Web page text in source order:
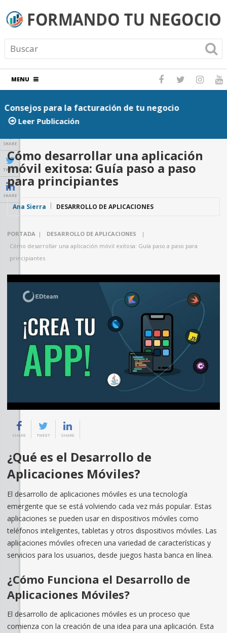
MENU
Consejos para la facturación de tu negocio
Leer Publicación
SHARE
TWEET
SHARE
Cómo desarrollar una aplicación
móvil exitosa: Guía paso a paso
para principiantes
Ana Sierra DESARROLLO DE APLICACIONES
PORTADA | DESARROLLO DE APLICACIONES
|
Cómo desarrollar una aplicación móvil exitosa: Guía paso a paso para
principiantes
SHARE TWEET SHARE
¿Qué es el Desarrollo de
Aplicaciones Móviles?
El desarrollo de aplicaciones móviles es una tecnología
emergente que se está volviendo cada vez más popular. Estas
aplicaciones se pueden usar en dispositivos móviles como
teléfonos inteligentes, tabletas y otros dispositivos móviles. Las
aplicaciones móviles ofrecen una variedad de características y
servicios para los usuarios, desde juegos hasta banca en línea.
¿Cómo Funciona el Desarrollo de
Aplicaciones Móviles?
El desarrollo de aplicaciones móviles es un proceso que
comienza con la creación de una idea para una aplicación. Esta